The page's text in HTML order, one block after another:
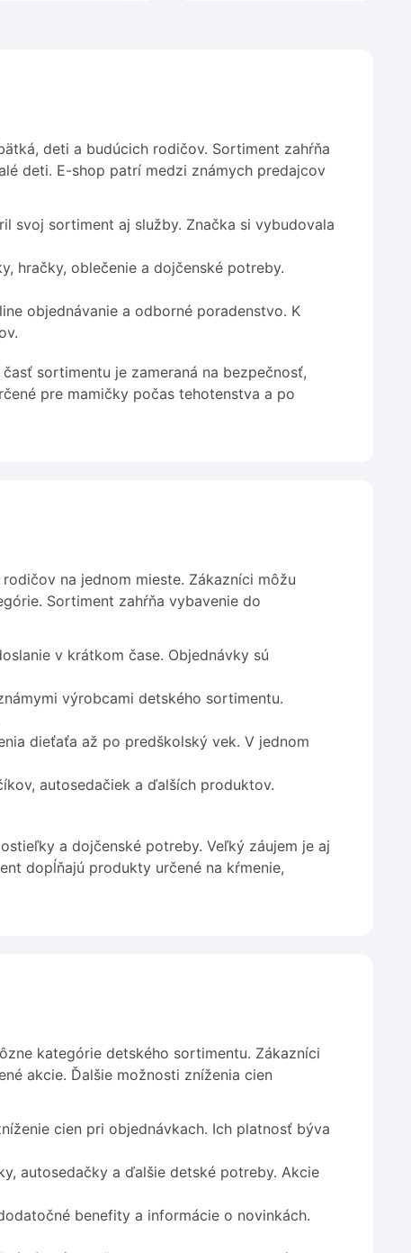
deti a budúcich rodičov. Sortiment zahŕňa
deti. E-shop patrí medzi známych predajcov
svoj sortiment aj služby. Značka si vybudovala
hračky, oblečenie a dojčenské potreby.
objednávanie a odborné poradenstvo. K
sortimentu je zameraná na bezpečnosť,
pre mamičky počas tehotenstva a po
na jednom mieste. Zákazníci môžu
Sortiment zahŕňa vybavenie do
v krátkom čase. Objednávky sú
výrobcami detského sortimentu.
dieťaťa až po predškolský vek. V jednom
autosedačiek a ďalších produktov.
a dojčenské potreby. Veľký záujem je aj
dopĺňajú produkty určené na kŕmenie,
kategórie detského sortimentu. Zákazníci
akcie. Ďalšie možnosti zníženia cien
cien pri objednávkach. Ich platnosť býva
autosedačky a ďalšie detské potreby. Akcie
benefity a informácie o novinkách.